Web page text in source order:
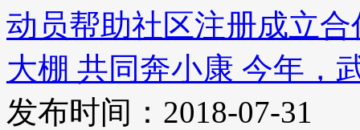
动员帮助社区注册成立
大棚 共同奔小康 今年，
发布时间：2018-07-31